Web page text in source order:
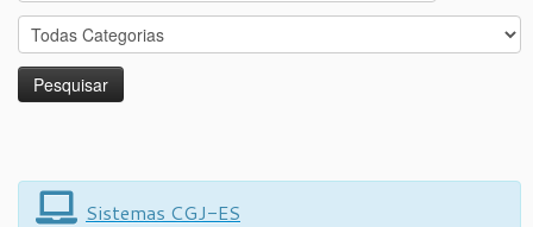
Sistemas CGJ-ES